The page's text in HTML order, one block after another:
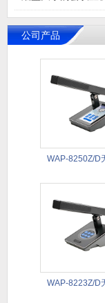
公司产品
WAP-8250Z/D
WAP-8223Z/D